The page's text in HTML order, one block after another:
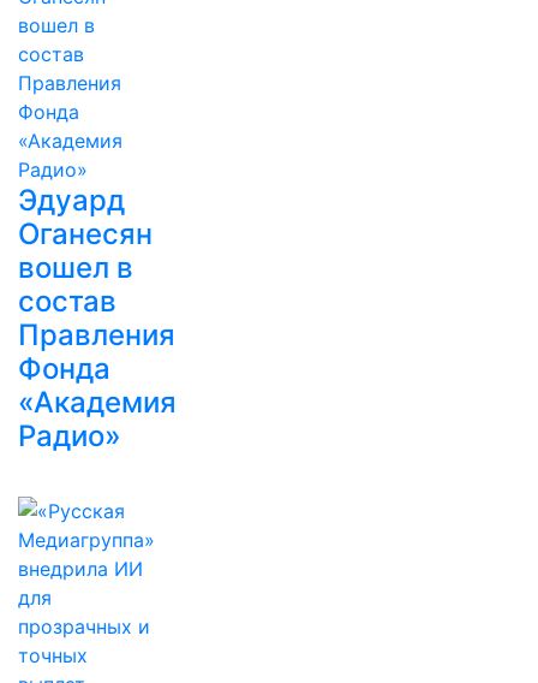
Эдуард
Оганесян
вошел в
состав
Правления
Фонда
«Академия
Радио»